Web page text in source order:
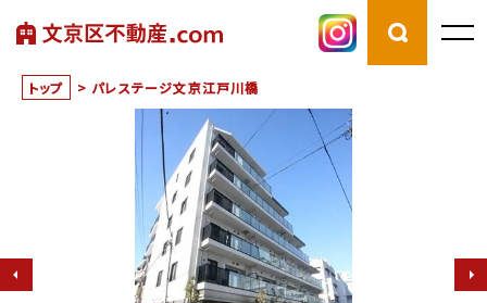
トップ > パレステージ文京江戸川橋